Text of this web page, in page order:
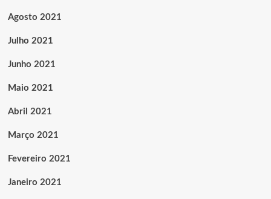
Agosto 2021
Julho 2021
Junho 2021
Maio 2021
Abril 2021
Março 2021
Fevereiro 2021
Janeiro 2021